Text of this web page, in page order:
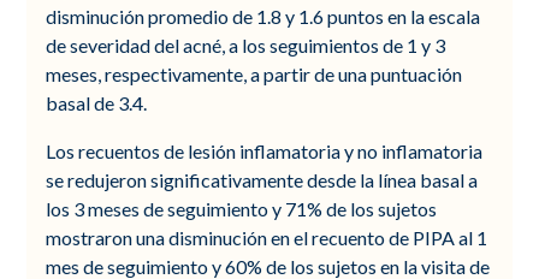
disminución promedio de 1.8 y 1.6 puntos en la escala
de severidad del acné, a los seguimientos de 1 y 3
meses, respectivamente, a partir de una puntuación
basal de 3.4.
Los recuentos de lesión inflamatoria y no inflamatoria
se redujeron significativamente desde la línea basal a
los 3 meses de seguimiento y 71% de los sujetos
mostraron una disminución en el recuento de PIPA al 1
mes de seguimiento y 60% de los sujetos en la visita de